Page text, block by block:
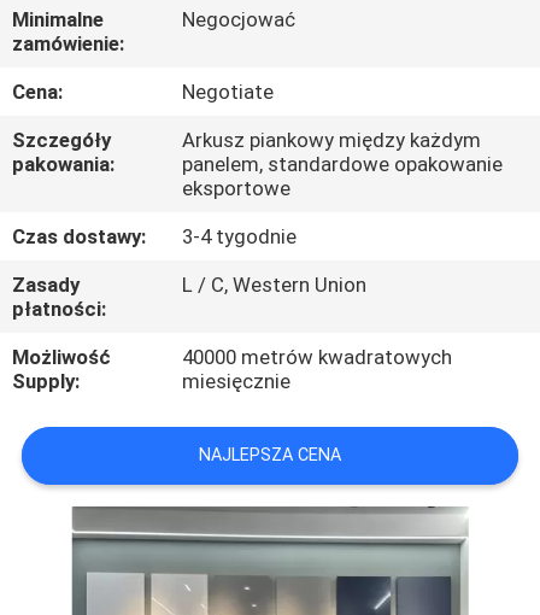
SKONTAKTUJ
SIĘ
Z
NAMI
AKTUALNOŚCI
SPRAWY
O
WYCENĘ
SITEMAP
Minimalne
zamówienie:
Negocjować
Cena:
Negotiate
Szczegóły
pakowania:
Arkusz piankowy między każdym
panelem, standardowe opakowanie
eksportowe
Czas dostawy:
3-4 tygodnie
Zasady
płatności:
L / C, Western Union
Możliwość
Supply:
40000 metrów kwadratowych
miesięcznie
NAJLEPSZA CENA